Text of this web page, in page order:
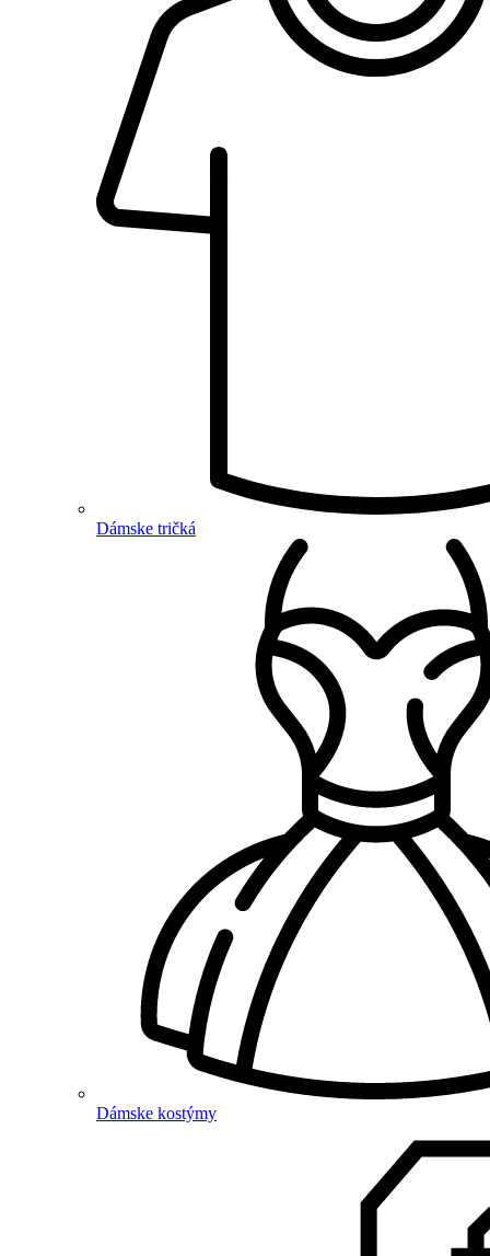
Dámske tričká
Dámske kostýmy